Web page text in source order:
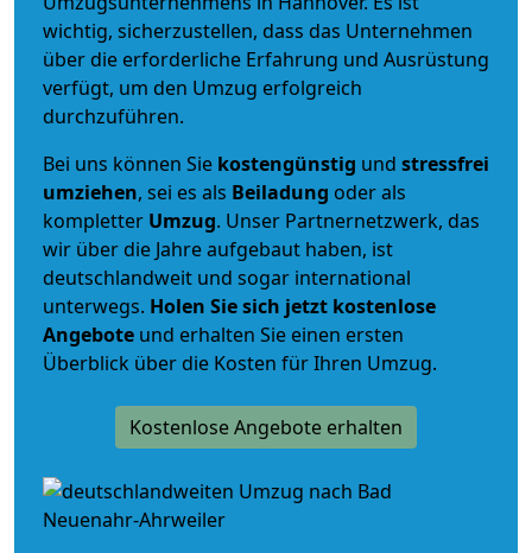
wichtig, sicherzustellen, dass das Unternehmen
über die erforderliche Erfahrung und Ausrüstung
verfügt, um den Umzug erfolgreich
durchzuführen.
Bei uns können Sie kostengünstig und stressfrei
umziehen, sei es als Beiladung oder als
kompletter Umzug. Unser Partnernetzwerk, das
wir über die Jahre aufgebaut haben, ist
deutschlandweit und sogar international
unterwegs. Holen Sie sich jetzt kostenlose
Angebote und erhalten Sie einen ersten
Überblick über die Kosten für Ihren Umzug.
Kostenlose Angebote erhalten